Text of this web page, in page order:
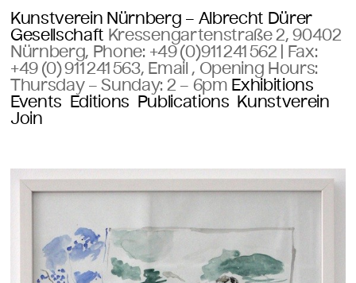
Kunstverein Nürnberg – Albrecht Dürer
Gesellschaft Kressengartenstraße 2, 90402
Nürnberg, Phone: +49 (0)911 241 562 | Fax:
+49 (0) 911 241 563, Email , Opening Hours:
Thursday – Sunday: 2 – 6pm Exhibitions
Events Editions Publications Kunstverein
Join